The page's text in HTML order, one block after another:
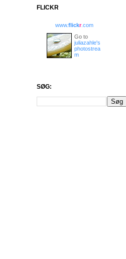
FLICKR
www.flickr.com
Go to
juliazahle's
photostrea
m
SØG: